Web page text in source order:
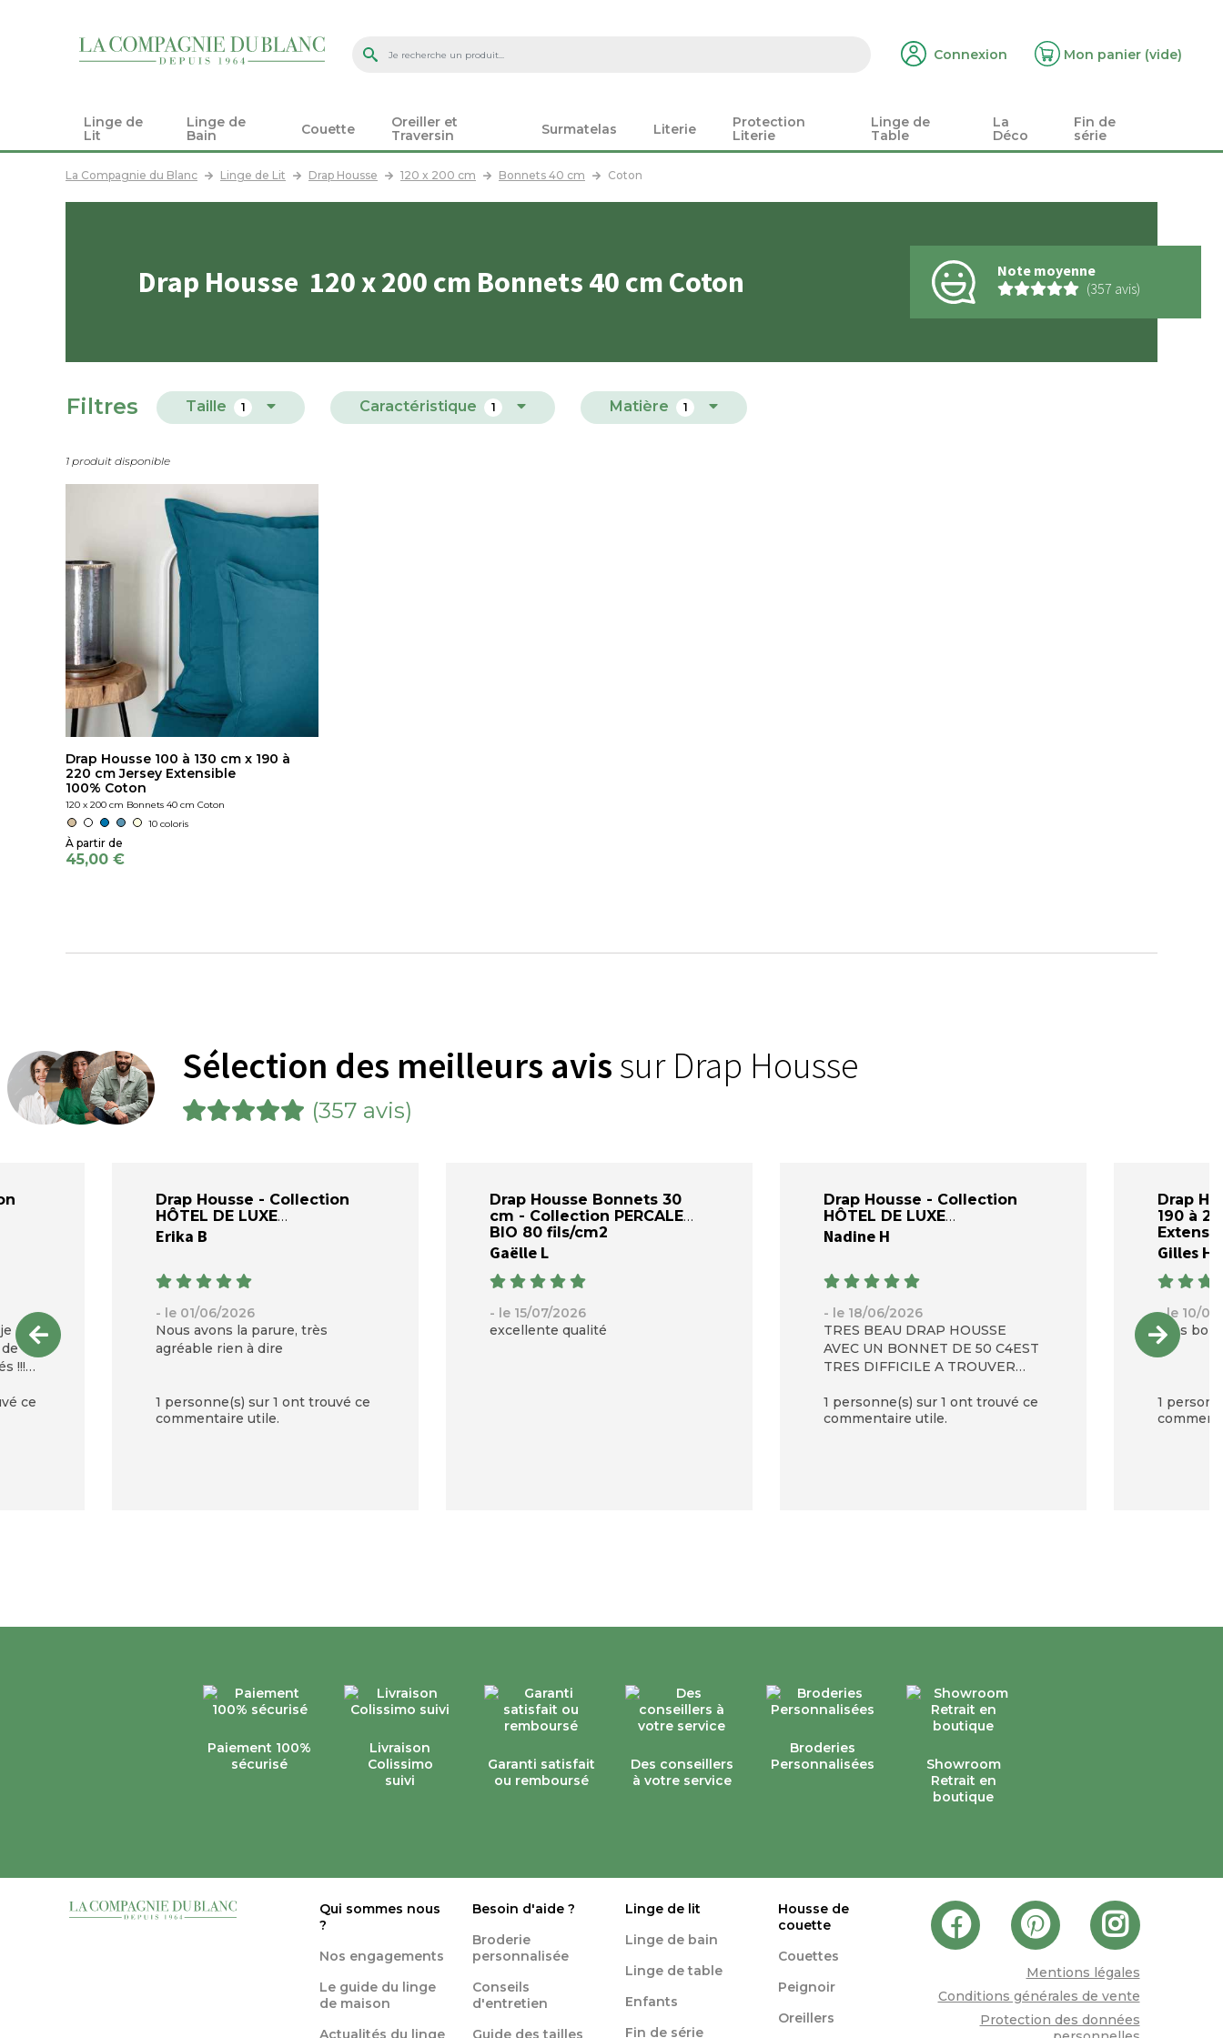
Connexion Mon panier (vide)
Linge de
Lit
Linge de
Bain
Couette
Oreiller et
Traversin
Surmatelas Literie
Protection
Literie
Linge de
Table
La
Déco
Fin de
série
La Compagnie du Blanc Linge de Lit Drap Housse 120 x 200 cm Bonnets 40 cm Coton
Drap Housse 120 x 200 cm Bonnets 40 cm Coton
Note moyenne
(357 avis)
Filtres Taille 1 Caractéristique 1 Matière 1
1 produit disponible
Drap Housse 100 à 130 cm x 190 à
220 cm Jersey Extensible
100% Coton
120 x 200 cm Bonnets 40 cm Coton
10 coloris
45,00 €
Sélection des meilleurs avis sur Drap Housse
(357 avis)
!!!
!ce
Drap Housse - Collection
HÔTEL DE LUXE
Erika B
- le 01/06/2026
Nous avons la parure, très
agréable rien à dire
1 personne(s) sur 1 ont trouvé ce
commentaire utile.
Drap Housse Bonnets 30
cm - Collection PERCALE
BIO 80 fils/cm2
Gaëlle L
- le 15/07/2026
excellente qualité
Drap Housse - Collection
HÔTEL DE LUXE
Nadine H
- le 18/06/2026
TRES BEAU DRAP HOUSSE
AVEC UN BONNET DE 50 C4EST
TRES DIFFICILE A TROUVER
1 personne(s) sur 1 ont trouvé ce
commentaire utile.
Drap
190 à
Gilles H
- le 10/
Très
1
Paiement 100%
sécurisé
Livraison
Colissimo
suivi
Garanti satisfait
ou remboursé
Des conseillers
à votre service
Broderies
Personnalisées
Showroom
Retrait en
boutique
Qui sommes nous
?
Nos engagements
Le guide du linge
de maison
Actualités du linge
Besoin d'aide ?
Broderie
personnalisée
Conseils
d'entretien
Guide des tailles
Linge de lit
Linge de bain
Linge de table
Enfants
Fin de série
Housse de
couette
Couettes
Peignoir
Oreillers
Mentions légales
Conditions générales de vente
Protection des données